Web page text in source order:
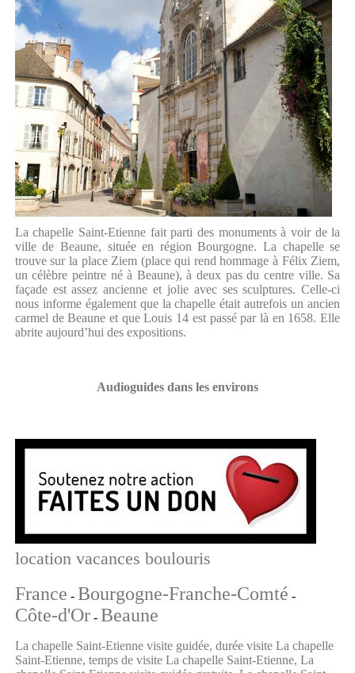
La chapelle Saint-Etienne fait parti des monuments à voir de la
ville de Beaune, située en région Bourgogne. La chapelle se
trouve sur la place Ziem (place qui rend hommage à Félix Ziem,
un célèbre peintre né à Beaune), à deux pas du centre ville. Sa
façade est assez ancienne et jolie avec ses sculptures. Celle-ci
nous informe également que la chapelle était autrefois un ancien
carmel de Beaune et que Louis 14 est passé par là en 1658. Elle
abrite aujourd’hui des expositions.
Audioguides dans les environs
location vacances boulouris
France - Bourgogne-Franche-Comté -
Côte-d'Or- Beaune
La chapelle Saint-Etienne visite guidée, durée visite La chapelle
Saint-Etienne, temps de visite La chapelle Saint-Etienne, La